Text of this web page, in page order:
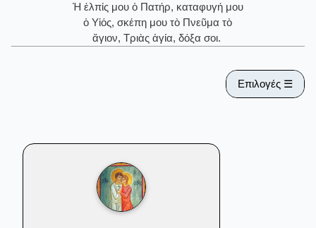
Ἡ ἐλπίς μου ὁ Πατήρ, καταφυγή μου
ὁ Υἱός, σκέπη μου τὸ Πνεῦμα τὸ
ἅγιον, Τριὰς ἁγία, δόξα σοι.
Επιλογές ☰